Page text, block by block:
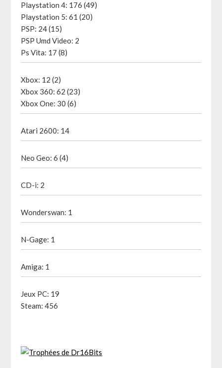
Playstation 4: 176 (49)
Playstation 5: 61 (20)
PSP: 24 (15)
PSP Umd Video: 2
Ps Vita: 17 (8)
Xbox: 12 (2)
Xbox 360: 62 (23)
Xbox One: 30 (6)
Atari 2600: 14
Neo Geo: 6 (4)
CD-i: 2
Wonderswan: 1
N-Gage: 1
Amiga: 1
Jeux PC: 19
Steam: 456